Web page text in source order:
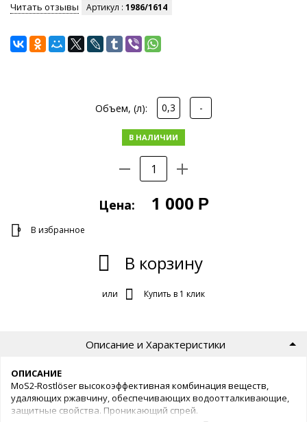
Читать отзывы Артикул : 1986/1614
C
ДИСУЛЬФИДОМ
Объем, (л): 0,3 -
В НАЛИЧИИ
Цена: 1 000 Р
0 В избранное
В корзину
или Купить в 1 клик
Описание и Характеристики
ОПИСАНИЕ
MoS2-Rostlöser высокоэффективная комбинация веществ,
удаляющих ржавчину, обеспечивающих водоотталкивающие,
защитные свойства. Проникающий спрей.